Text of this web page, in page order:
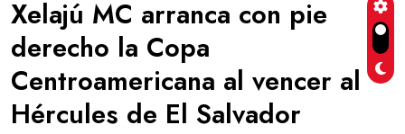
Xelajú MC arranca con pie
derecho la Copa
Centroamericana al vencer al
Hércules de El Salvador